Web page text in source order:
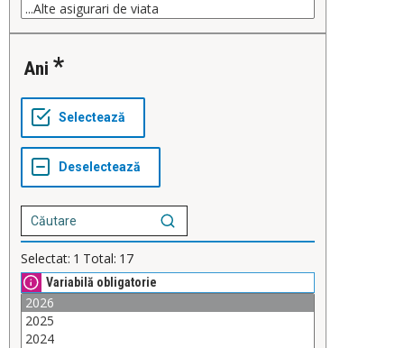
Ani
Selectat: 1 Total: 17
Variabilă obligatorie